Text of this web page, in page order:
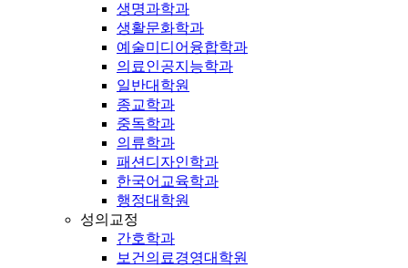
생명과학과
생활문화학과
예술미디어융합학과
의료인공지능학과
일반대학원
종교학과
중독학과
의류학과
패션디자인학과
한국어교육학과
행정대학원
성의교정
간호학과
보건의료경영대학원